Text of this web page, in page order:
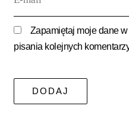
mail*
Zapamiętaj moje dane
pisania kolejnych